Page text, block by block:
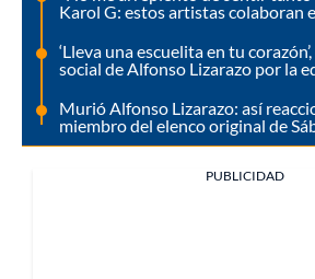
Karol G: estos artistas colaboran
‘Lleva una escuelita en tu
social de Alfonso Lizarazo por la
Murió Alfonso Lizarazo: así
miembro del elenco original de
PUBLICIDAD